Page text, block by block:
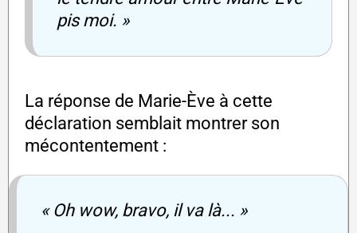
pis moi. »
La réponse de Marie-Ève à cette
déclaration semblait montrer son
mécontentement :
« Oh wow, bravo, il va là... »